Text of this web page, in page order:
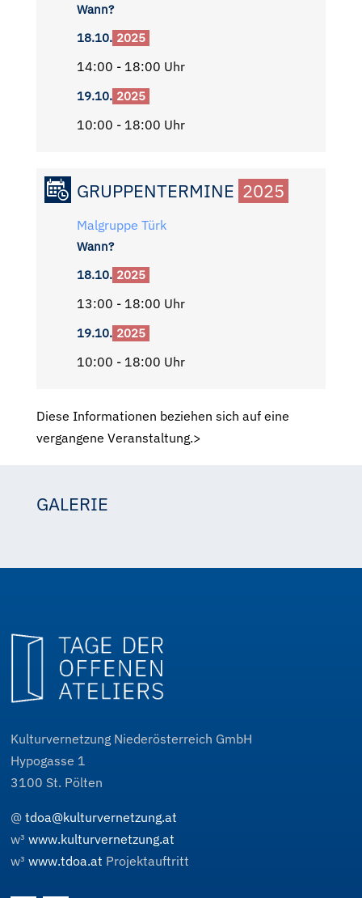
Wann?
18.10. 2025
14:00 - 18:00 Uhr
19.10. 2025
10:00 - 18:00 Uhr
GRUPPENTERMINE 2025
Malgruppe Türk
Wann?
18.10. 2025
13:00 - 18:00 Uhr
19.10. 2025
10:00 - 18:00 Uhr
Diese Informationen beziehen sich auf eine
vergangene Veranstaltung.>
GALERIE
Kulturvernetzung Niederösterreich GmbH
Hypogasse 1
3100 St. Pölten
@tdoa@kulturvernetzung.at
w³www.kulturvernetzung.at
w³www.tdoa.at Projektauftritt